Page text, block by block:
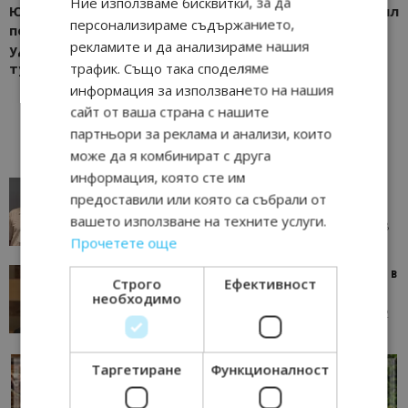
Южното Черноморие за
повече туристи и
удължаване на
туристическия сезон
април
AI в туризма: защо камериерка може да се
окаже по-трудна за...
AI Travel Economy с Елица Стоилова 05/08/2026 08:28
Тим Браун: Хотелите губят пари заради грешки в
данните и липсващи...
AI Travel Economy с Елица Стоилова 13/07/2026 09:02
персонализираме съдържанието,
рекламите и да анализираме нашия
трафик. Също така споделяме
информация за използването на нашия
сайт от ваша страна с нашите
партньори за реклама и анализи, които
може да я комбинират с друга
информация, която сте им
предоставили или която са събрали от
вашето използване на техните услуги.
Прочетете още
Строго
необходимо
Ефективност
Таргетиране Функционалност